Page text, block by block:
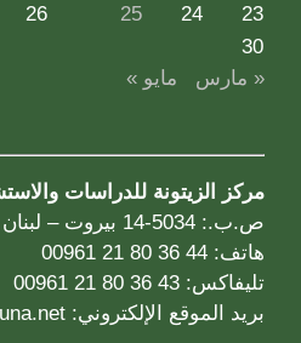
23
24
25
26
30
« مارس
مايو »
مركز الزيتونة للدراسات
ص.ب.: 5034-14 بيروت – لبنان
هاتف: 44 36 80 21 00961
تليفاكس: 43 36 80 21 00961
بريد الموقع الإلكتروني: